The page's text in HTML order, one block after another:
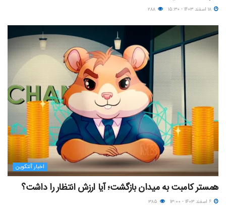
اخبار آلتکوین
همستر کامبت به میدان بازگشت؛ آیا ارزش انتظار را داشت؟